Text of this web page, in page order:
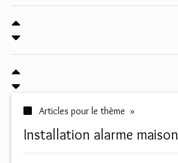
Articles pour le thème »
installation alarme maison